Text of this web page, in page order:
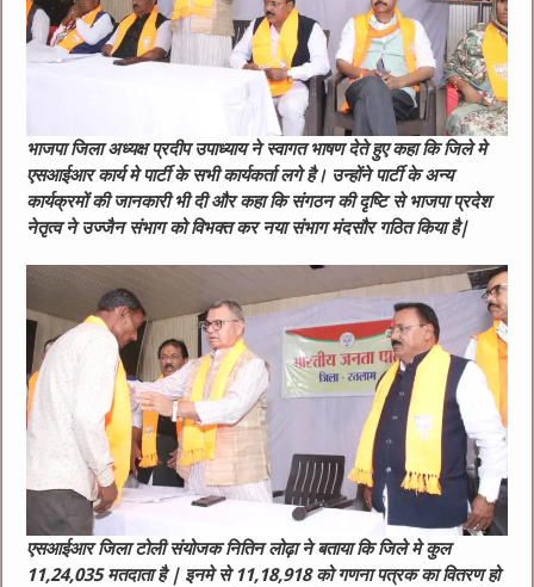
भाजपा जिला अध्यक्ष प्रदीप उपाध्याय ने स्वागत भाषण देते हुए कहा कि जिले मे
एसआईआर कार्य मे पार्टी के सभी कार्यकर्ता लगे है। उन्होंने पार्टी के अन्य
कार्यक्रमों की जानकारी भी दी और कहा कि संगठन की दृष्टि से भाजपा प्रदेश
नेतृत्व ने उज्जैन संभाग को विभक्त कर नया संभाग मंदसौर गठित किया है|
एसआईआर जिला टोली संयोजक नितिन लोढ़ा ने बताया कि जिले मे कुल
11,24,035 मतदाता है | इनमे से 11,18,918 को गणना पत्रक का वितरण हो